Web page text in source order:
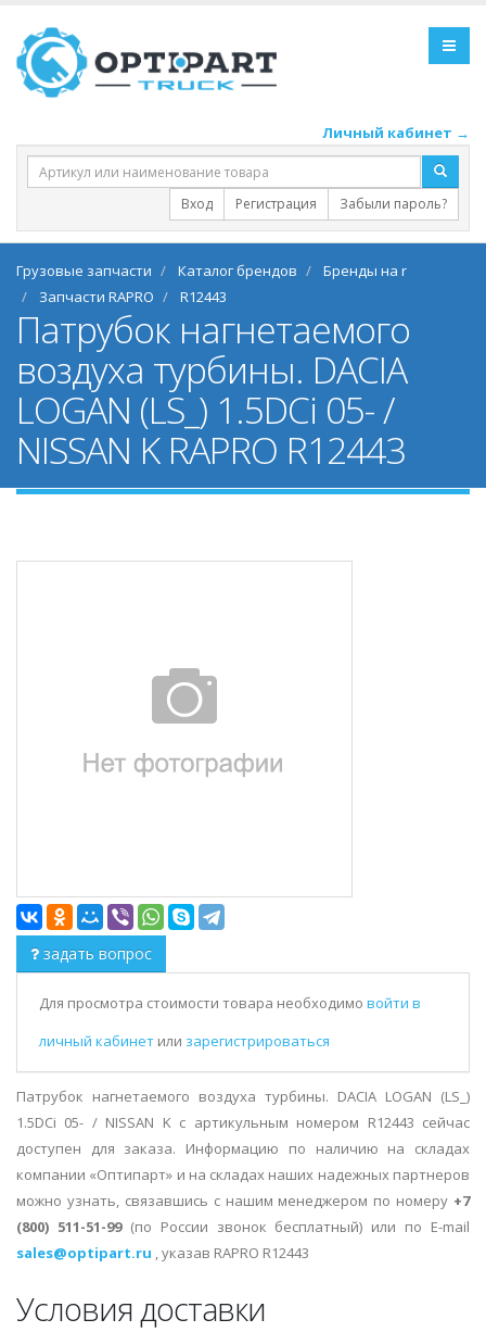
Личный кабинет →
Вход Регистрация Забыли пароль?
Грузовые запчасти Каталог брендов
Бренды на r
Запчасти RAPRO
R12443
Патрубок нагнетаемого
воздуха турбины. DACIA
LOGAN (LS_) 1.5DCi 05- /
NISSAN K RAPRO R12443
задать вопрос
Для просмотра стоимости товара необходимо войти в
личный кабинет или зарегистрироваться
Патрубок нагнетаемого воздуха турбины. DACIA LOGAN (LS_)
1.5DCi 05- / NISSAN K с артикульным номером R12443 сейчас
доступен для заказа. Информацию по наличию на складах
компании «Оптипарт» и на складах наших надежных партнеров
можно узнать, связавшись с нашим менеджером по номеру +7
(800) 511-51-99(по России звонок бесплатный) или по E-mail
sales@optipart.ru , указав RAPRO R12443
Условия доставки